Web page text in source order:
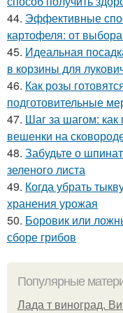
44. Эффективные
картофеля: от
45. Идеальная
в корзины для
46. Как розы
подготовительные
47. Шаг за шагом: как
вешенки на
48. Забудьте о
зеленого листа
49. Когда убрать
хранения урожая
50. Боровик или
сборе грибов
Популярные
Лада т виноград.